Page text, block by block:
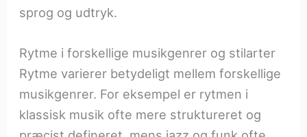
sprog og udtryk.
Rytme i forskellige musikgenrer og stilarter
Rytme varierer betydeligt mellem forskellige
musikgenrer. For eksempel er rytmen i
klassisk musik ofte mere struktureret og